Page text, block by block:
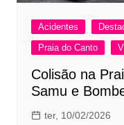
Acidentes
Praia do Canto
Colisão na
Samu e
ter, 10/02/2026